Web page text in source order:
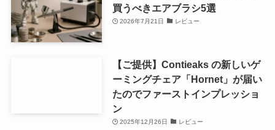
買うべきエアブラシ5選
2026年7月21日 レビュー
【ご提供】Contieaks の新しいゲ
ーミングチェア「Hornet」が届い
たのでファーストインプレッショ
ン
2025年12月26日 レビュー